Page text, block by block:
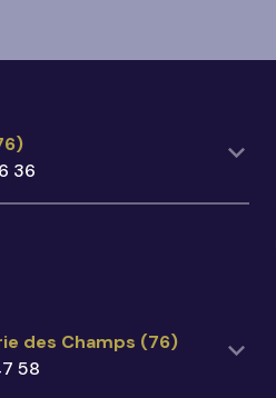
36 36
Gambetta,
36
des Champs (76)
47 58
des Champs (76)
58